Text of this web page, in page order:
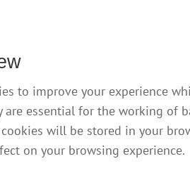
to improve your experience
are essential for the working of
cookies will be stored in your
on your browsing experience.